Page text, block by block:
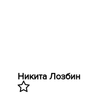
Никита Лозбин